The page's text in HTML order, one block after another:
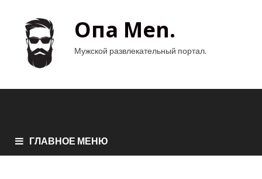
Опа Men.
Мужской развлекательный портал.
ГЛАВНОЕ МЕНЮ